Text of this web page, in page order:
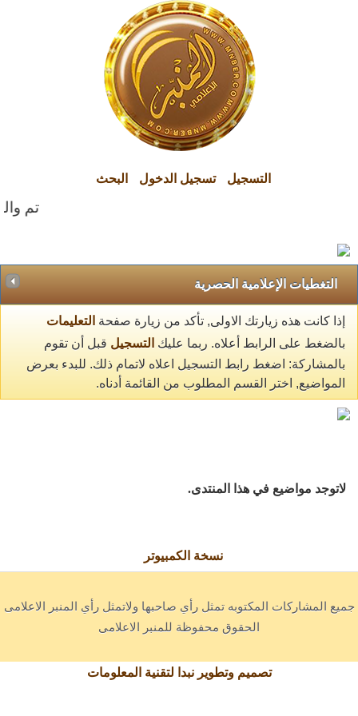
التسجيل تسجيل الدخول البحث
تم
التغطيات الإعلامية الحصرية
إذا كانت هذه زيارتك الاولى, تأكد من زيارة صفحة التعليمات
بالضغط على الرابط أعلاه. ربما عليك التسجيل قبل أن تقوم
بالمشاركة: اضغط رابط التسجيل اعلاه لاتمام ذلك. للبدء بعرض
المواضيع, اختر القسم المطلوب من القائمة أدناه.
لاتوجد مواضيع في هذا المنتدى.
نسخة الكمبيوتر
جميع المشاركات المكتوبه تمثل رأي صاحبها ولاتمثل رأي المنبر الاعلامى
الحقوق محفوظة للمنبر الاعلامى
تصميم وتطوير نبدا لتقنية المعلومات